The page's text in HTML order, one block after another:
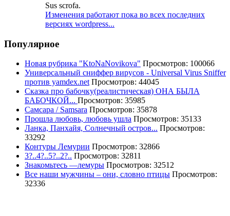
Sus scrofa.
Изменения работают пока во всех последних
версиях wordpress...
Популярное
Новая рубрика "KtoNaNovikova" Просмотров: 100066
Универсальный сниффер вирусов - Universal Virus Sniffer
против yamdex.net Просмотров: 44045
Сказка про бабочку(реалистическая) ОНА БЫЛА
БАБОЧКОЙ... Просмотров: 35985
Самсара / Samsara Просмотров: 35878
Прошла любовь, любовь ушла Просмотров: 35133
Ланка, Панхайя, Солнечный остров... Просмотров:
33292
Контуры Лемурии Просмотров: 32866
3?..4?..5?..2?.. Просмотров: 32811
Знакомьтесь —лемуры Просмотров: 32512
Все наши мужчины – они, словно птицы Просмотров:
32336